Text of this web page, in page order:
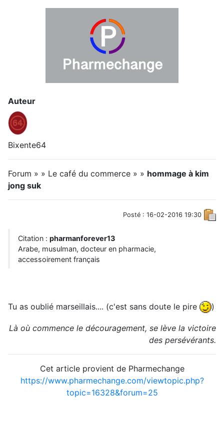
Auteur
Bixente64
Forum » » Le café du commerce » » hommage à kim
jong suk
Posté : 16-02-2016 19:30
Citation : pharmanforever13
Arabe, musulman, docteur en pharmacie,
accessoirement français
Tu as oublié marseillais.... (c'est sans doute le pire )
Là où commence le découragement, se lève la victoire
des persévérants.
Cet article provient de Pharmechange
https://www.pharmechange.com/viewtopic.php?
topic=16328&forum=25